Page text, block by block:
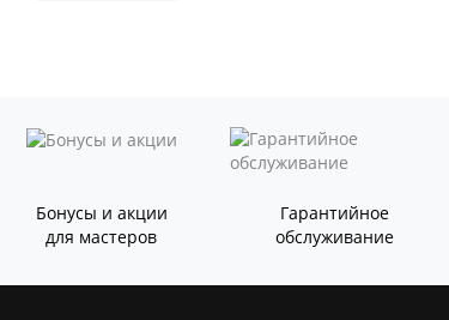
Бонусы и акции
для мастеров
Гарантийное
обслуживание